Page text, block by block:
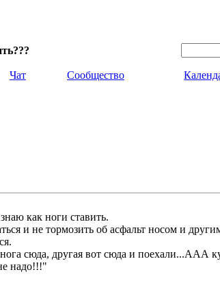
Чат Сообщество
как ноги ставить.
и не тормозить об асфальт носом и
сюда, другая вот сюда и
надо!!!"